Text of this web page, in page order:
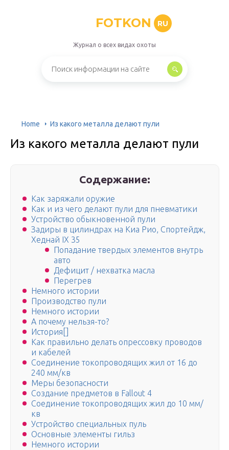
FOTKON RU
Журнал о всех видах охоты
Home Из какого металла делают пули
Из какого металла делают пули
Содержание:
Как заряжали оружие
Как и из чего делают пули для пневматики
Устройство обыкновенной пули
Задиры в цилиндрах на Киа Рио, Спортейдж,
Хеднай IX 35
Попадание твердых элементов внутрь
авто
Дефицит / нехватка масла
Перегрев
Немного истории
Производство пули
Немного истории
А почему нельзя-то?
История[]
Как правильно делать опрессовку проводов
и кабелей
Соединение токопроводящих жил от 16 до
240 мм/кв
Меры безопасности
Создание предметов в Fallout 4
Соединение токопроводящих жил до 10 мм/
кв
Устройство специальных пуль
Основные элементы гильз
Немного истории